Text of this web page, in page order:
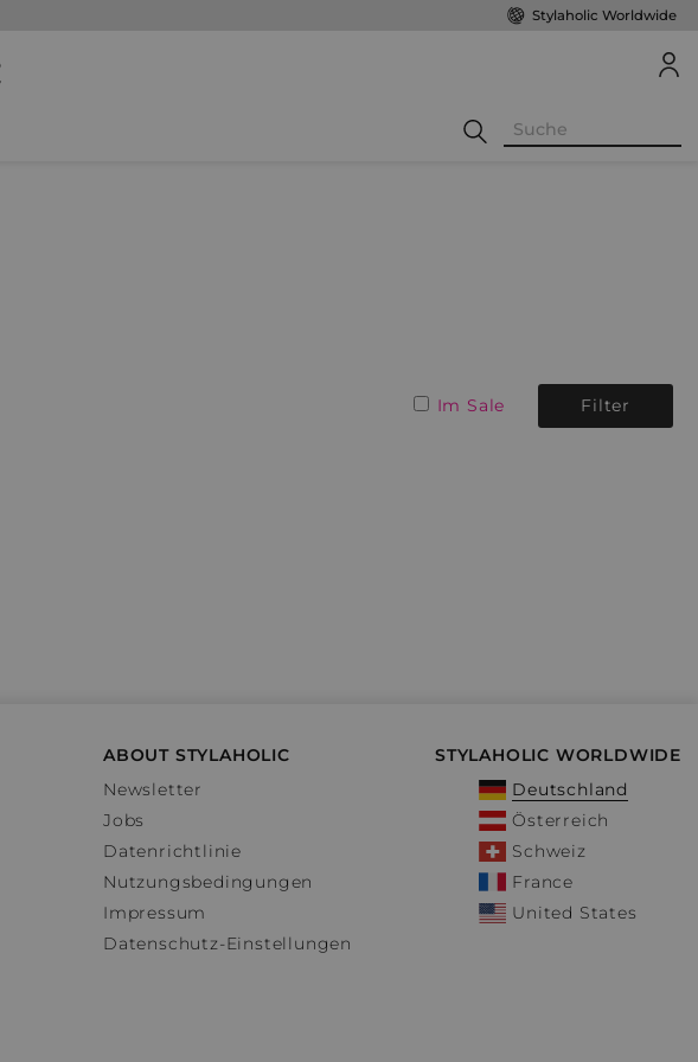
Stylaholic Worldwide
Im Sale Filter
ABOUT STYLAHOLIC
Newsletter
Jobs
Datenrichtlinie
Nutzungsbedingungen
Impressum
Datenschutz-Einstellungen
STYLAHOLIC WORLDWIDE
Deutschland
Österreich
Schweiz
France
United States